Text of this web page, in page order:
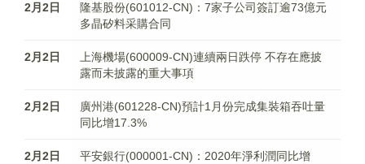
2月2日
隆基股份(601012-CN)：7家子公司簽訂逾73億元
多晶矽料采購合同
2月2日
上海機場(600009-CN)連續兩日跌停 不存在應披
露而未披露的重大事項
2月2日
廣州港(601228-CN)預計1月份完成集裝箱吞吐量
同比增17.3%
2月2日
平安銀行(000001-CN)：2020年淨利潤同比增